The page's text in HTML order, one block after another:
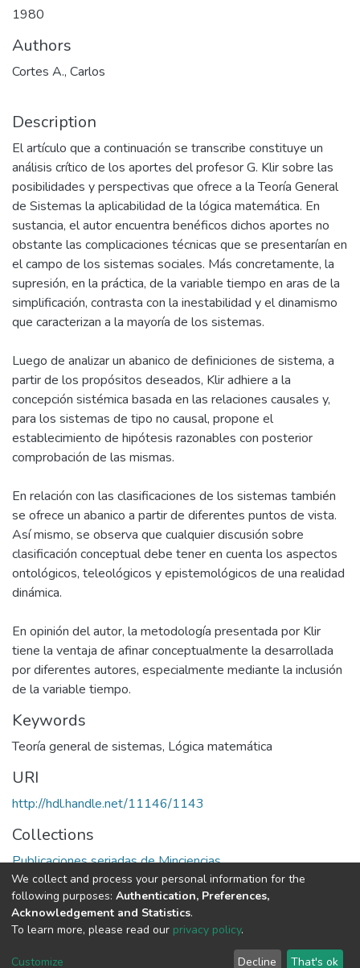
1980
Authors
Cortes A., Carlos
Description
El artículo que a continuación se transcribe constituye un
análisis crítico de los aportes del profesor G. Klir sobre las
posibilidades y perspectivas que ofrece a la Teoría General
de Sistemas la aplicabilidad de la lógica matemática. En
sustancia, el autor encuentra benéficos dichos aportes no
obstante las complicaciones técnicas que se presentarían en
el campo de los sistemas sociales. Más concretamente, la
supresión, en la práctica, de la variable tiempo en aras de la
simplificación, contrasta con la inestabilidad y el dinamismo
que caracterizan a la mayoría de los sistemas.
Luego de analizar un abanico de definiciones de sistema, a
partir de los propósitos deseados, Klir adhiere a la
concepción sistémica basada en las relaciones causales y,
para los sistemas de tipo no causal, propone el
establecimiento de hipótesis razonables con posterior
comprobación de las mismas.
En relación con las clasificaciones de los sistemas también
se ofrece un abanico a partir de diferentes puntos de vista.
Así mismo, se observa que cualquier discusión sobre
clasificación conceptual debe tener en cuenta los aspectos
ontológicos, teleológicos y epistemológicos de una realidad
dinámica.
En opinión del autor, la metodología presentada por Klir
tiene la ventaja de afinar conceptualmente la desarrollada
por diferentes autores, especialmente mediante la inclusión
de la variable tiempo.
Keywords
Teoría general de sistemas, Lógica matemática
URI
http://hdl.handle.net/11146/1143
Collections
Publicaciones seriadas de Minciencias
Full item page
DSpace software copyright © 2002-2026
Cookie
End User
Send
We collect and process your personal information for the
following purposes: Authentication, Preferences,
Acknowledgement and Statistics.
To learn more, please read our privacy policy.
Customize Decline That's ok